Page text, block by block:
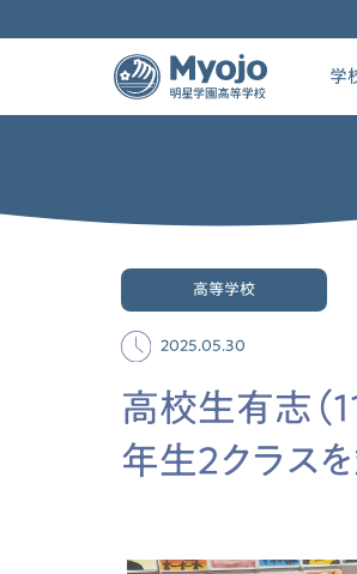
学
高等学校
2025.05.30
高校生有志（
年生2クラス